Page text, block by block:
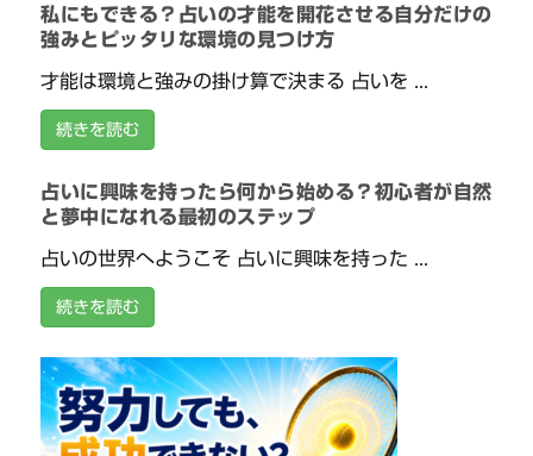
私にもできる？占いの才能を開花させる自分だけの
強みとピッタリな環境の見つけ方
才能は環境と強みの掛け算で決まる 占いを ...
続きを読む
占いに興味を持ったら何から始める？初心者が自然
と夢中になれる最初のステップ
占いの世界へようこそ 占いに興味を持った ...
続きを読む